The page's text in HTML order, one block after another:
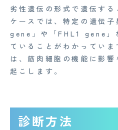
劣性遺伝の形式で遺伝す
ケースでは、特定の遺伝
gene」や「FHL1 gene」
ていることがわかってい
は、筋肉細胞の機能に影
起こします。
診断方法
企業概要